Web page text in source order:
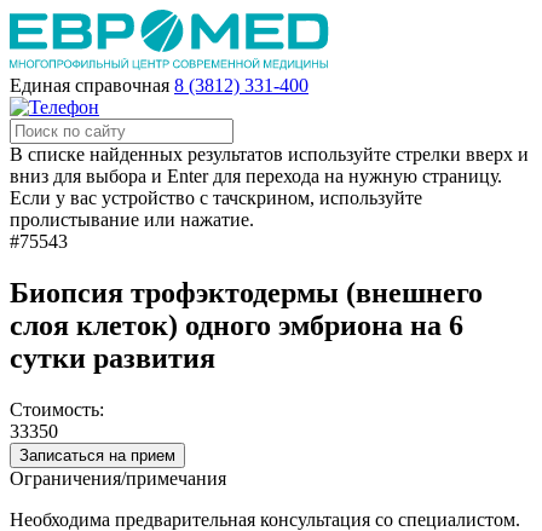
Единая справочная 8 (3812) 331-400
В списке найденных результатов используйте стрелки вверх и
вниз для выбора и Enter для перехода на нужную страницу.
Если у вас устройство с тачскрином, используйте
пролистывание или нажатие.
#75543
Биопсия трофэктодермы (внешнего
слоя клеток) одного эмбриона на 6
сутки развития
Стоимость:
33350
Записаться на прием
Ограничения/примечания
Необходима предварительная консультация со специалистом.